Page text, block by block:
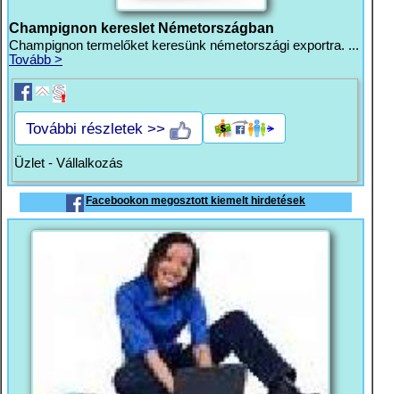
Champignon kereslet Németországban
Champignon termelőket keresünk németországi exportra. ...
Tovább >
További részletek >>
Üzlet - Vállalkozás
Facebookon megosztott kiemelt hirdetések